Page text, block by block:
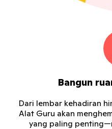
Bangun
Dari lembar kehadiran
Alat Guru akan
yang paling